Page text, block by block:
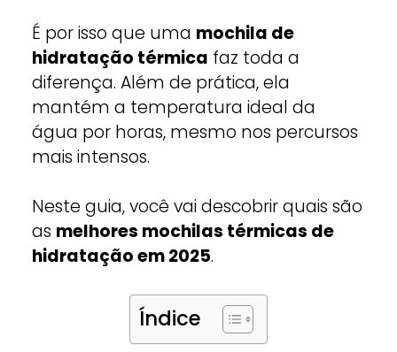
É por isso que uma mochila de
hidratação térmica faz toda a
diferença. Além de prática, ela
mantém a temperatura ideal da
água por horas, mesmo nos percursos
mais intensos.
Neste guia, você vai descobrir quais são
as melhores mochilas térmicas de
hidratação em 2025.
Índice